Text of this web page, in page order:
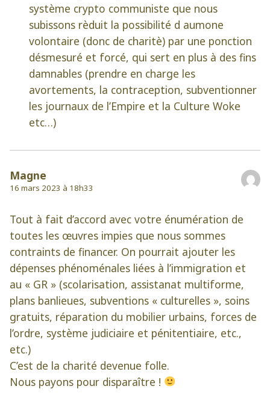
système crypto communiste que nous
subissons rèduit la possibilité d aumone
volontaire (donc de charitè) par une ponction
désmesuré et forcé, qui sert en plus à des fins
damnables (prendre en charge les
avortements, la contraception, subventionner
les journaux de l’Empire et la Culture Woke
etc…)
Magne
16 mars 2023 à 18h33
Tout à fait d’accord avec votre énumération de
toutes les œuvres impies que nous sommes
contraints de financer. On pourrait ajouter les
dépenses phénoménales liées à l’immigration et
au « GR » (scolarisation, assistanat multiforme,
plans banlieues, subventions « culturelles », soins
gratuits, réparation du mobilier urbains, forces de
l’ordre, système judiciaire et pénitentiaire, etc.,
etc.)
C’est de la charité devenue folle.
Nous payons pour disparaître !